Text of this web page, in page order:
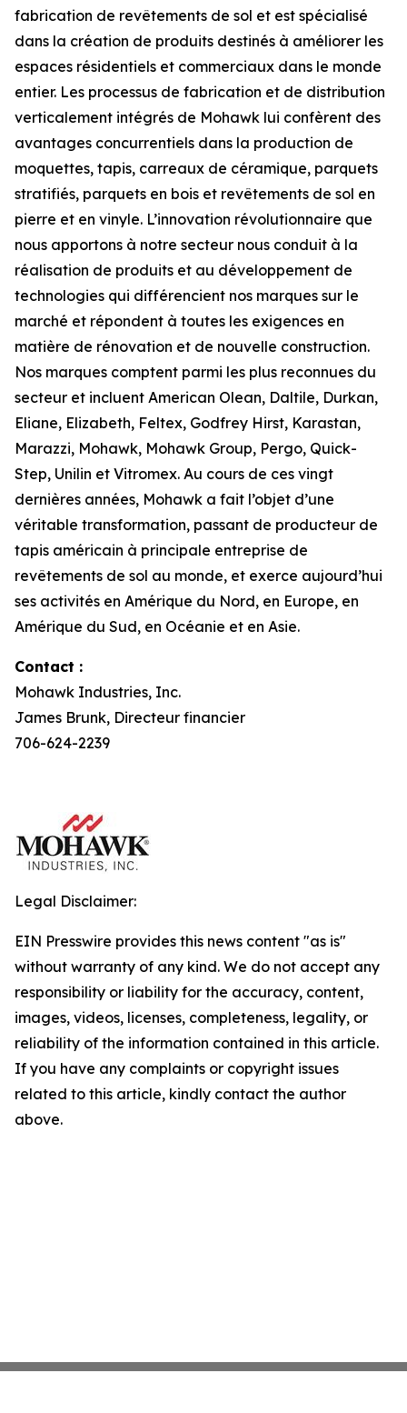
fabrication de revêtements de sol et est spécialisé
dans la création de produits destinés à améliorer les
espaces résidentiels et commerciaux dans le monde
entier. Les processus de fabrication et de distribution
verticalement intégrés de Mohawk lui confèrent des
avantages concurrentiels dans la production de
moquettes, tapis, carreaux de céramique, parquets
stratifiés, parquets en bois et revêtements de sol en
pierre et en vinyle. L’innovation révolutionnaire que
nous apportons à notre secteur nous conduit à la
réalisation de produits et au développement de
technologies qui différencient nos marques sur le
marché et répondent à toutes les exigences en
matière de rénovation et de nouvelle construction.
Nos marques comptent parmi les plus reconnues du
secteur et incluent American Olean, Daltile, Durkan,
Eliane, Elizabeth, Feltex, Godfrey Hirst, Karastan,
Marazzi, Mohawk, Mohawk Group, Pergo, Quick-
Step, Unilin et Vitromex. Au cours de ces vingt
dernières années, Mohawk a fait l’objet d’une
véritable transformation, passant de producteur de
tapis américain à principale entreprise de
revêtements de sol au monde, et exerce aujourd’hui
ses activités en Amérique du Nord, en Europe, en
Amérique du Sud, en Océanie et en Asie.
Contact :
Mohawk Industries, Inc.
James Brunk, Directeur financier
706-624-2239
Legal Disclaimer:
EIN Presswire provides this news content "as is"
without warranty of any kind. We do not accept any
responsibility or liability for the accuracy, content,
images, videos, licenses, completeness, legality, or
reliability of the information contained in this article.
If you have any complaints or copyright issues
related to this article, kindly contact the author
above.